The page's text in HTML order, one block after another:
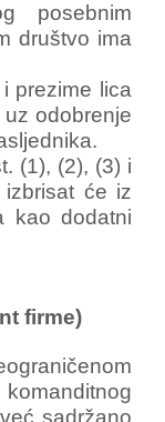
posebnim
društvo ima
prezime lica
odobrenje
(1), (2), (3) i
će iz
kao dodatni
firme)
sadržano